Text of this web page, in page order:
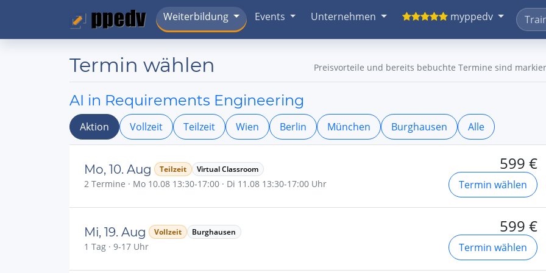
Weiterbildung Events Unternehmen myppedv
Termin wählen Preisvorteile und bereits bebuchte Termine sind
AI in Requirements Engineering
Aktion Vollzeit Teilzeit Wien Berlin München Burghausen Alle
Mo, 10. Aug Teilzeit Virtual Classroom
2 Termine · Mo 10.08 13:30-17:00 · Di 11.08 13:30-17:00 Uhr
599 €
Termin wählen
Mi, 19. Aug Vollzeit Burghausen
1 Tag · 9-17 Uhr
599 €
Termin wählen